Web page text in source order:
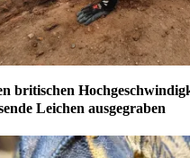
britischen
Leichen ausgegraben